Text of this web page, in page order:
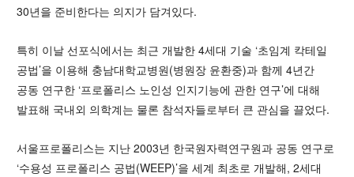
30년을 준비한다는 의지가 담겨있다.
특히 이날 선포식에서는 최근 개발한 4세대 기술 ‘초임계 칵테일
공법’을 이용해 충남대학교병원(병원장 윤환중)과 함께 4년간
공동 연구한 ‘프로폴리스 노인성 인지기능에 관한 연구’에 대해
발표해 국내외 의학계는 물론 참석자들로부터 큰 관심을 끌었다.
서울프로폴리스는 지난 2003년 한국원자력연구원과 공동 연구로
‘수용성 프로폴리스 공법(WEEP)’을 세계 최초로 개발해, 2세대